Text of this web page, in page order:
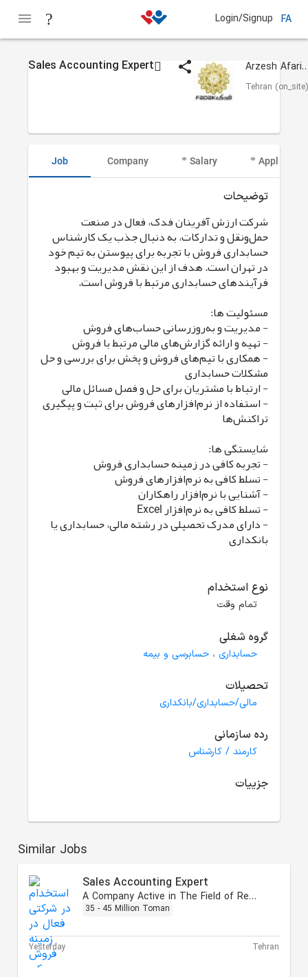
Login/Signup FA
Sales Accounting Expert Arzesh
Tehran (on_site)
Job Company Salary Applicant
توضیحات
شرکت ارزش آفرینان فدک، فعال در صنعت
حمل‌ونقل و تدارکات، به دنبال جذب یک کارشناس
حسابداری فروش با تجربه برای پیوستن به تیم خود
در تهران است. هدف از این نقش مدیریت و بهبود
فرآیندهای حسابداری مرتبط با فروش است.
مسئولیت ها:
- مدیریت و به‌روزرسانی حساب‌های فروش
- تهیه و ارائه گزارش‌های مالی مرتبط با فروش
- همکاری با تیم‌های فروش و پخش برای بررسی و حل
مشکلات حسابداری
- ارتباط با مشتریان برای حل و فصل مسائل مالی
- استفاده از نرم‌افزارهای فروش برای ثبت و پیگیری
تراکنش‌ها
شایستگی ها:
- تجربه کافی در زمینه حسابداری فروش
- تسلط کافی به نرم‌افزارهای فروش
- آشنایی با نرم‌افزار راهکاران
- تسلط کافی به نرم‌افزار Excel
- دارای مدرک تحصیلی در رشته مالی، حسابداری یا
بانکداری
نوع استخدام
تمام وقت
گروه شغلی
حسابداری ، حسابرسی و بیمه
تحصیلات
مالی/حسابداری/بانکداری
رده سازمانی
کارمند / کارشناس
جزییات
Similar Jobs
Sales Accounting Expert
A Company Active in The Field of Residential Real Estate Sales
35 - 45 Million Toman
Yesterday Tehran